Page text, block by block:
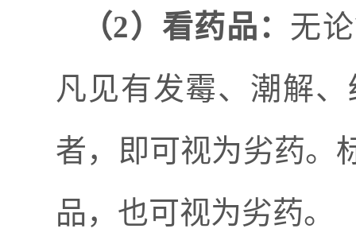
（2）看药品： 无
凡见有发霉、潮解
者，即可视为劣药。
品，也可视为劣药。